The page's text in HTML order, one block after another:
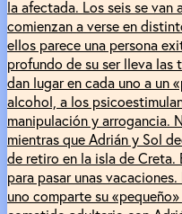
la afectada. Los seis se
comienzan a verse en
ellos parece una persona
profundo de su ser lleva las
dan lugar en cada uno a un
alcohol, a los
manipulación y arrogancia.
mientras que Adrián y Sol
de retiro en la isla de Creta.
para pasar unas
uno comparte su